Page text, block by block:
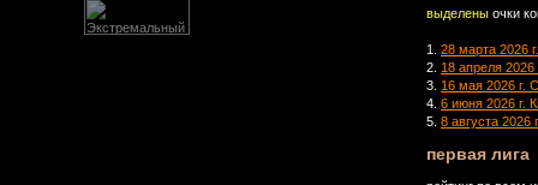
выделены очки
1. 28 марта 2026
2. 18 апреля
3. 16 мая 2026 г.
4. 6 июня 2026 г.
5. 8 августа 2026
первая лига